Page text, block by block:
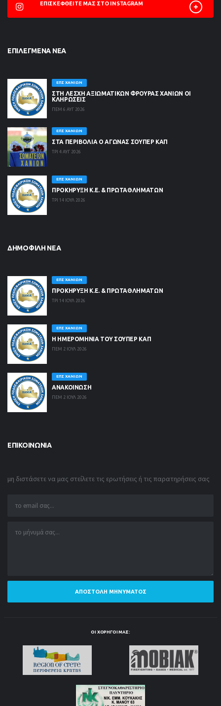
ΕΠΙΣΚΕΦΘΕΊΤΕ ΜΑΣ ΣΤΟ INSTAGRAM
ΕΠΙΛΕΓΜΈΝΑ ΝΈΑ
ΕΠΣ ΧΑΝΊΩΝ
ΣΤΗ ΛΈΣΧΗ ΑΞΙΩΜΑΤΙΚΏΝ ΦΡΟΥΡΆΣ ΧΑΝΊΩΝ ΟΙ
ΚΛΗΡΏΣΕΙΣ
ΠΕΜ 6 ΑΥΓ 2026
ΕΠΣ ΧΑΝΊΩΝ
ΣΤΑ ΠΕΡΙΒΟΛΙΑ Ο ΑΓΩΝΑΣ ΣΟΥΠΕΡ ΚΑΠ
ΤΡΙ 4 ΑΥΓ 2026
ΕΠΣ ΧΑΝΊΩΝ
ΠΡΟΚΗΡΥΞΗ Κ.Ε. & ΠΡΩΤΑΘΛΗΜΑΤΩΝ
ΤΡΙ 14 ΙΟΥΛ 2026
ΔΗΜΟΦΙΛΉ ΝΈΑ
ΕΠΣ ΧΑΝΊΩΝ
ΠΡΟΚΗΡΥΞΗ Κ.Ε. & ΠΡΩΤΑΘΛΗΜΑΤΩΝ
ΤΡΙ 14 ΙΟΥΛ 2026
ΕΠΣ ΧΑΝΊΩΝ
Η ΗΜΕΡΟΜΗΝΙΑ ΤΟΥ ΣΟΥΠΕΡ ΚΑΠ
ΠΕΜ 2 ΙΟΥΛ 2026
ΕΠΣ ΧΑΝΊΩΝ
ΑΝΑΚΟΙΝΩΣΗ
ΠΕΜ 2 ΙΟΥΛ 2026
ΕΠΙΚΟΙΝΩΝΊΑ
μη διστάσετε να μας στείλετε τις ερωτήσεις ή τις παρατηρήσεις σας
ΑΠΟΣΤΟΛΉ ΜΗΝΎΜΑΤΟΣ
ΟΙ ΧΟΡΗΓΟΊ ΜΑΣ: